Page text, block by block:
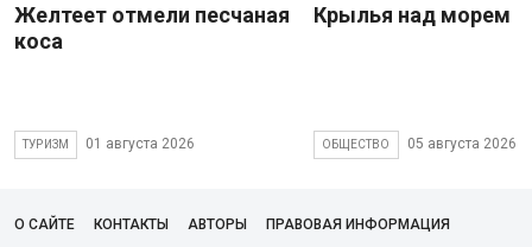
Желтеет отмели песчаная
коса
ТУРИЗМ 01 августа 2026
Крылья над морем
ОБЩЕСТВО 05 августа 2026
О САЙТЕ КОНТАКТЫ АВТОРЫ ПРАВОВАЯ ИНФОРМАЦИЯ